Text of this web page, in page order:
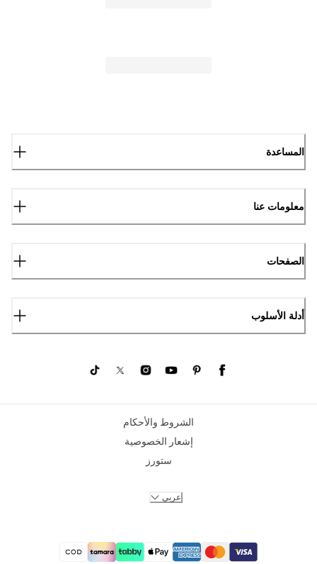
المساعدة
معلومات عنا
الصفحات
أدلة الأسلوب
الشروط والأحكام
إشعار الخصوصية
ستورز
عربي